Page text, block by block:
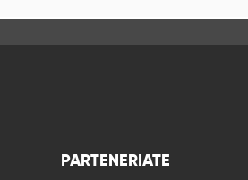
PARTENERIATE